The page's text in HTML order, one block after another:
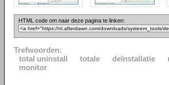
HTML code om naar deze pagina te linken:
Trefwoorden:
total uninstall
totale deïnstallatie
monitor